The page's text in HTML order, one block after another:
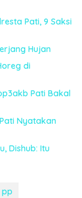
Pati, 9 Saksi
Hujan
di
Pati Bakal
Nyatakan
Dishub: Itu